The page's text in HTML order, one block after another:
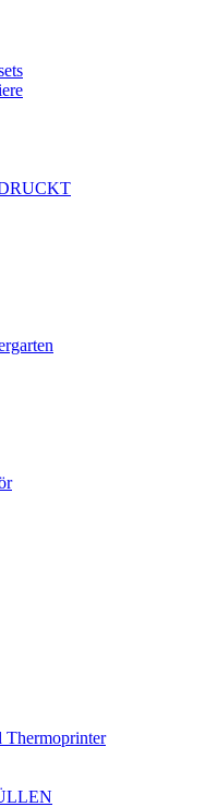
Thermoprinter